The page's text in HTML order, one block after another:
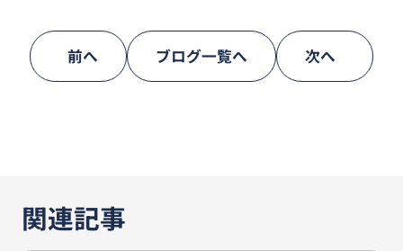
前へ ブログ一覧へ 次へ
関連記事